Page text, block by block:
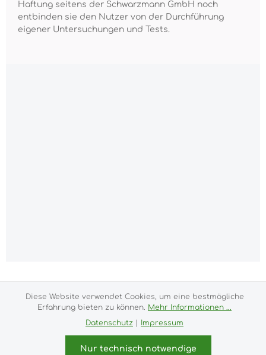
Haftung seitens der Schwarzmann GmbH noch
entbinden sie den Nutzer von der Durchführung
eigener Untersuchungen und Tests.
nicht anders angegeben.
Versand- und Zahlungsbedingungen
Allgemeine GeschäftsbedingungenWiderrufsrecht
Datenschutz & CookiesBildnachweis
Diese Website verwendet Cookies, um eine bestmögliche
Erfahrung bieten zu können. Mehr Informationen ...
Datenschutz
Impressum
Nur technisch notwendige